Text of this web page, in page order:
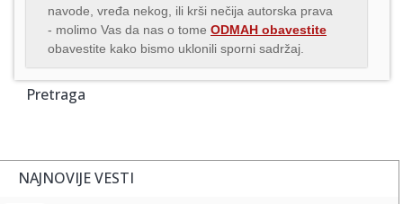
navode, vređa nekog, ili krši nečija autorska prava
- molimo Vas da nas o tome ODMAH obavestite
obavestite kako bismo uklonili sporni sadržaj.
Pretraga
NAJNOVIJE VESTI